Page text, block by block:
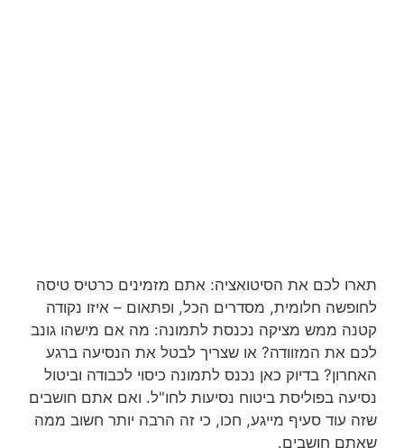
תארו לכם את הסיטואציה: אתם מזמינים כרטיס טיסה
לחופשה חלומית, מסדרים הכל, ופתאום – איזו נקודה
קטנה ממש מציקה נכנסת לתמונה: מה אם מישהו גונב
לכם את המזוודה? או שצריך לבטל את הנסיעה ברגע
האחרון? בדיוק כאן נכנס לתמונה כיסוי לכבודה וביטול
נסיעה בפוליסת ביטוח נסיעות לחו"ל. ואם אתם חושבים
שזה עוד סעיף מייגע, חכו, כי זה הרבה יותר חשוב ממה
שאתם חושבים.